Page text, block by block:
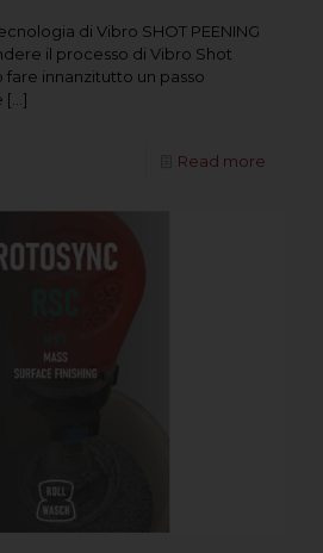
di Vibro SHOT PEENING
il processo di Vibro Shot
innanzitutto un passo
[…]
Read more